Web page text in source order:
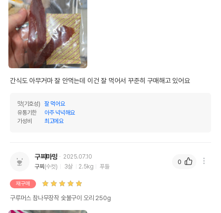
간식도 아무거마 잘 안먹는데 이건 잘 먹어서 꾸준히 구매해고 있어요
맛(기호성)
잘 먹어요
유통기한
아주 넉넉해요
가성비
최고에요
구찌마망
2025.07.10
구찌 (수컷) 3살 2.5kg 푸들
재구매
구루머스 참나무장작 숯불구이 오리 250g
0